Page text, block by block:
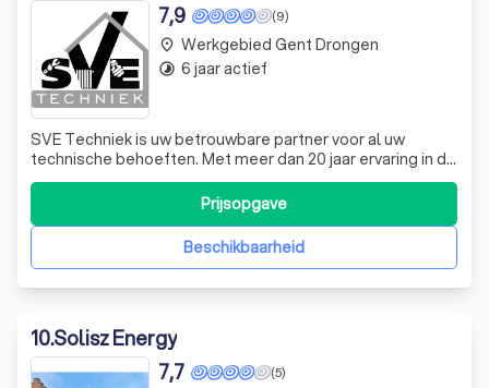
(9)
7,9
SVE Techniek is uw betrouwbare partner voor al uw
technische behoeften. Met meer dan 20 jaar ervaring in de
sector, onderscheiden we ons door onze expertise in
renovatie, verwarming, lekdetectie, sanitair en
oplossingen op maat. Of u nu uw badkamer wilt renoveren,
een nieuwe verwarmingsketel nodig h
Beschikbaarheid
Prijsopgave
place Werkgebied Gent Drongen
timelapse 6 jaar actief
10.Solisz Energy
(5)
7,7